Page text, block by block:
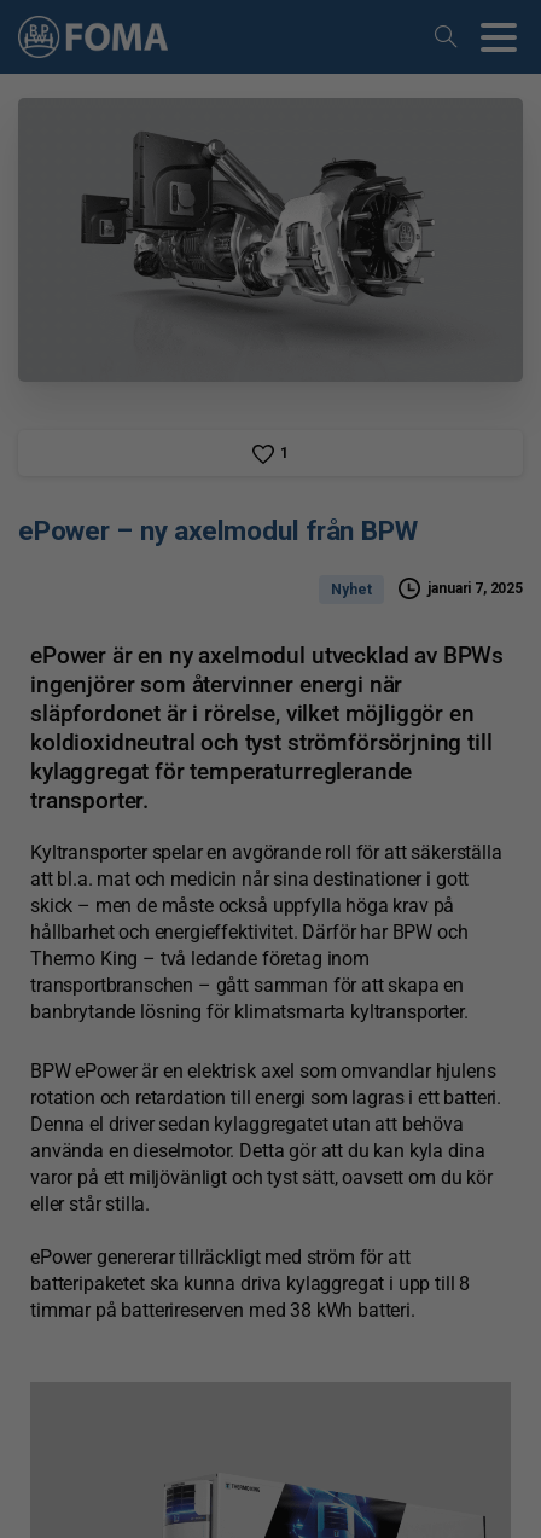
1
ePower – ny axelmodul från BPW
Nyhet januari 7, 2025
ePower är en ny axelmodul utvecklad av BPWs
ingenjörer som återvinner energi när
släpfordonet är i rörelse, vilket möjliggör en
koldioxidneutral och tyst strömförsörjning till
kylaggregat för temperaturreglerande
transporter.
Kyltransporter spelar en avgörande roll för att säkerställa
att bl.a. mat och medicin når sina destinationer i gott
skick – men de måste också uppfylla höga krav på
hållbarhet och energieffektivitet. Därför har BPW och
Thermo King – två ledande företag inom
transportbranschen – gått samman för att skapa en
banbrytande lösning för klimatsmarta kyltransporter.
BPW ePower är en elektrisk axel som omvandlar hjulens
rotation och retardation till energi som lagras i ett batteri.
Denna el driver sedan kylaggregatet utan att behöva
använda en dieselmotor. Detta gör att du kan kyla dina
varor på ett miljövänligt och tyst sätt, oavsett om du kör
eller står stilla.
ePower genererar tillräckligt med ström för att
batteripaketet ska kunna driva kylaggregat i upp till 8
timmar på batterireserven med 38 kWh batteri.